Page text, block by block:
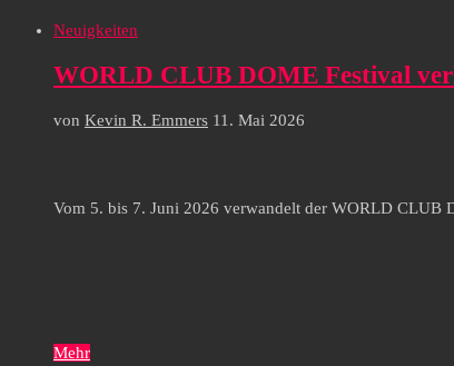
Neuigkeiten
WORLD CLUB DOME Festival
von Kevin R. Emmers 11. Mai 2026
Vom 5. bis 7. Juni 2026 verwandelt der WORLD CLUB
Mehr